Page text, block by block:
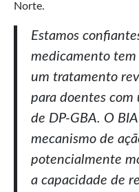
Norte.
Estamos
medicamento
um tratamento
para doentes
de DP-GBA. O
mecanismo de
potencialmente
a capacidade de